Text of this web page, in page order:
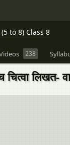
to 8) Class 8
238
लिखत-